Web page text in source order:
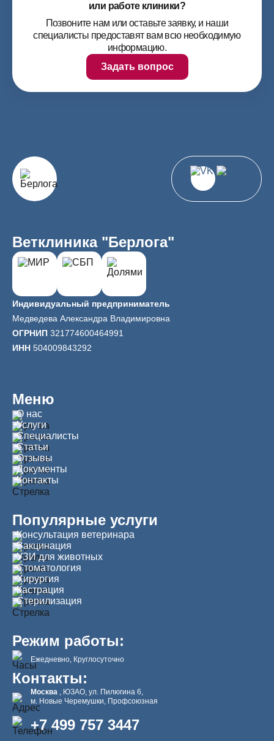
или работе клиники?
Позвоните нам или оставьте заявку, и наши
специалисты предоставят вам всю необходимую
информацию.
Задать вопрос
Ветклиника "Берлога"
Индивидуальный предприниматель
Медведева Александра Владимировна
ОГРНИП 321774600464991
ИНН 504009843292
Меню
О нас
Услуги
Специалисты
Статьи
Отзывы
Документы
Контакты
Популярные услуги
Консультация ветеринара
Вакцинация
УЗИ для животных
Стоматология
Хирургия
Кастрация
Стерилизация
Режим работы:
Ежедневно, Круглосуточно
Контакты:
Москва , ЮЗАО, ул. Пилюгина 6,
м. Новые Черемушки, Профсоюзная
+7 499 757 3447